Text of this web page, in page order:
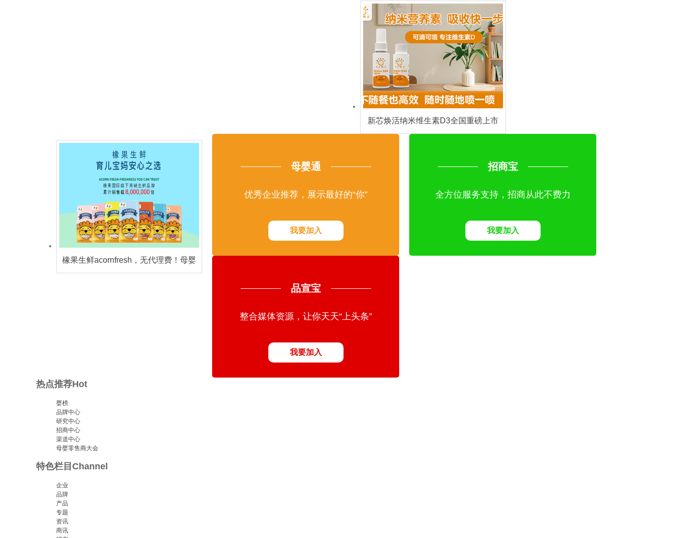
新芯焕活纳米维生素D3全国重磅上市
橡果生鲜acornfresh，无代理费！母婴
母婴通
优秀企业推荐，展示最好的“你”
我要加入
招商宝
全方位服务支持，招商从此不费力
我要加入
品宣宝
整合媒体资源，让你天天“上头条”
我要加入
热点推荐Hot
婴榜
品牌中心
研究中心
招商中心
渠道中心
母婴零售商大会
特色栏目 Channel
企业
品牌
产品
专题
资讯
商讯